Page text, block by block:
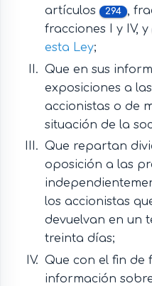
artículos
294 ,
fracciones I y IV, y
esta Ley;
Que en sus
exposiciones a
accionistas o de
situación de la
Que repartan
oposición a las
los accionistas
devuelvan en un
treinta días;
Que con el fin de
información